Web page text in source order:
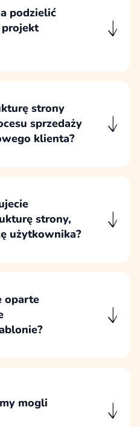
odbioru.
podzielić
po obu stronach.
strony
sprzedaży
klienta?
z ofertą.
strony,
użytkownika?
oparte
motywie potomnym.
mogli